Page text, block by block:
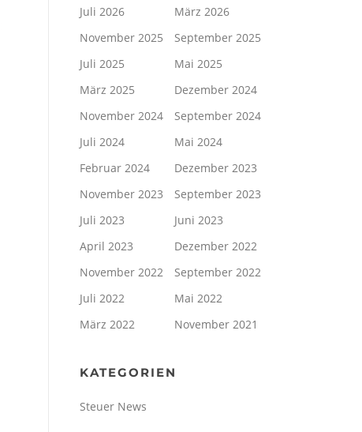
Juli 2026
März 2026
November 2025
September 2025
Juli 2025
Mai 2025
März 2025
Dezember 2024
November 2024
September 2024
Juli 2024
Mai 2024
Februar 2024
Dezember 2023
November 2023
September 2023
Juli 2023
Juni 2023
April 2023
Dezember 2022
November 2022
September 2022
Juli 2022
Mai 2022
März 2022
November 2021
KATEGORIEN
Steuer News